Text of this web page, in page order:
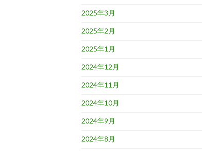
2025年3月
2025年2月
2025年1月
2024年12月
2024年11月
2024年10月
2024年9月
2024年8月